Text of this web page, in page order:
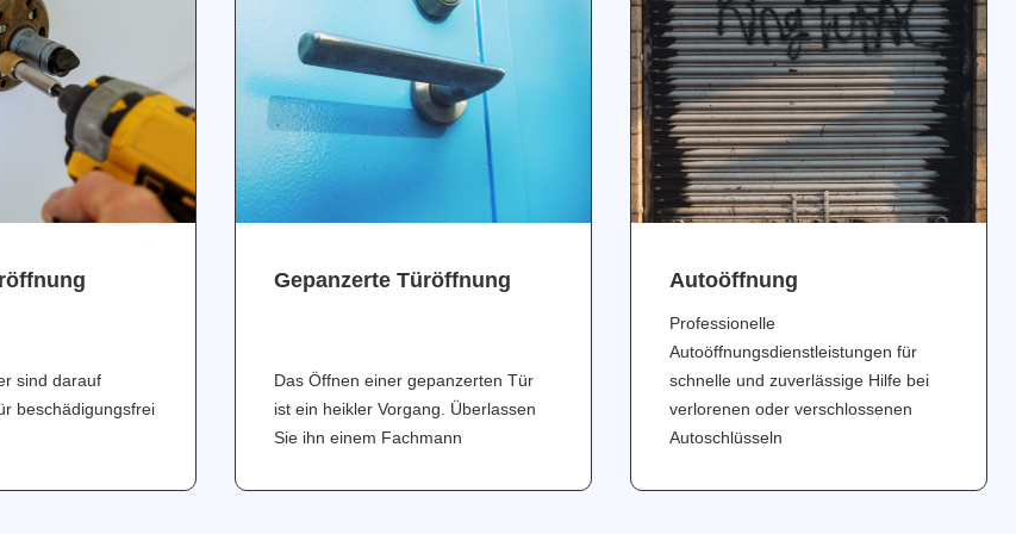
sind darauf
beschädigungsfrei
Gepanzerte Türöffnung
Das Öffnen einer gepanzerten Tür
ist ein heikler Vorgang. Überlassen
Sie ihn einem Fachmann
Аutoöffnung
Professionelle
Autoöffnungsdienstleistungen für
schnelle und zuverlässige Hilfe bei
verlorenen oder verschlossenen
Autoschlüsseln